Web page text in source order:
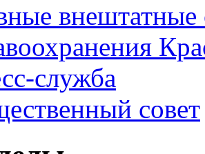
внештатные
служба
совет